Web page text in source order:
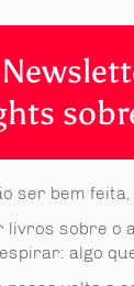
ser bem
livros sobre o
algo